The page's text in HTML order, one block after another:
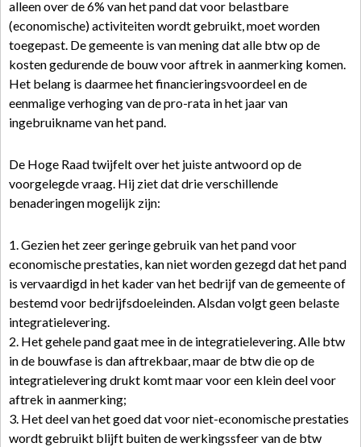
alleen over de 6% van het pand dat voor belastbare
(economische) activiteiten wordt gebruikt, moet worden
toegepast. De gemeente is van mening dat alle btw op de
kosten gedurende de bouw voor aftrek in aanmerking komen.
Het belang is daarmee het financieringsvoordeel en de
eenmalige verhoging van de pro-rata in het jaar van
ingebruikname van het pand.
De Hoge Raad twijfelt over het juiste antwoord op de
voorgelegde vraag. Hij ziet dat drie verschillende
benaderingen mogelijk zijn:
1. Gezien het zeer geringe gebruik van het pand voor
economische prestaties, kan niet worden gezegd dat het pand
is vervaardigd in het kader van het bedrijf van de gemeente of
bestemd voor bedrijfsdoeleinden. Alsdan volgt geen belaste
integratielevering.
2. Het gehele pand gaat mee in de integratielevering. Alle btw
in de bouwfase is dan aftrekbaar, maar de btw die op de
integratielevering drukt komt maar voor een klein deel voor
aftrek in aanmerking;
3. Het deel van het goed dat voor niet-economische prestaties
wordt gebruikt blijft buiten de werkingssfeer van de btw